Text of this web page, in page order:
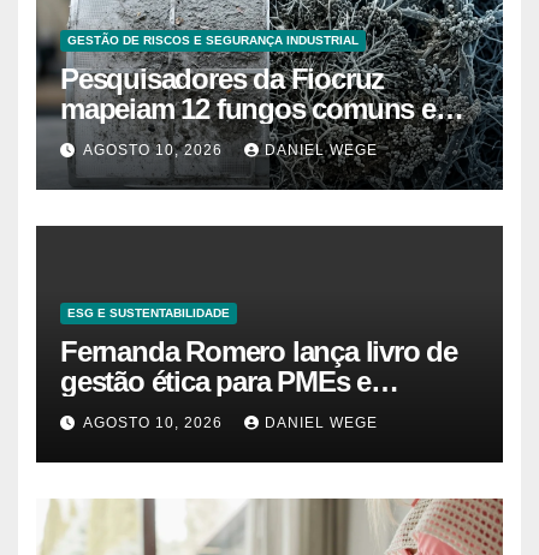
GESTÃO DE RISCOS E SEGURANÇA INDUSTRIAL
Pesquisadores da Fiocruz
mapeiam 12 fungos comuns em
ar-condicionado doméstico que
agravam rinite e asma, e a
limpeza com spray não elimina 7
deles
AGOSTO 10, 2026 DANIEL WEGE
ESG E SUSTENTABILIDADE
Fernanda Romero lança livro de
gestão ética para PMEs e
startups
AGOSTO 10, 2026 DANIEL WEGE